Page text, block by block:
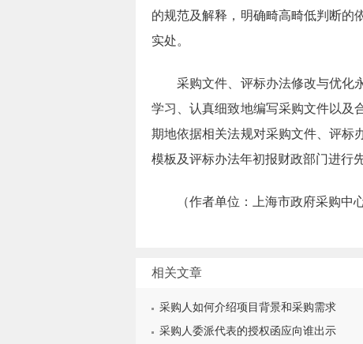
的规范及解释，明确畸高畸低判断的
实处。
采购文件、评标办法修改与优化
学习、认真细致地编写采购文件以及
期地依据相关法规对采购文件、评标
模板及评标办法年初报财政部门进行
（作者单位：上海市政府采购中心
相关文章
采购人如何介绍项目背景和采购需求
采购人委派代表的授权函应向谁出示